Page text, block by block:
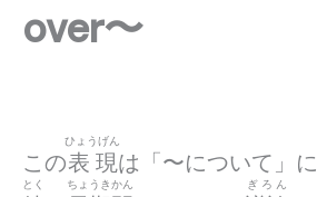
over〜
この表現
ひょうげん
は「〜について」に
とく ちょうきかん ぎろん